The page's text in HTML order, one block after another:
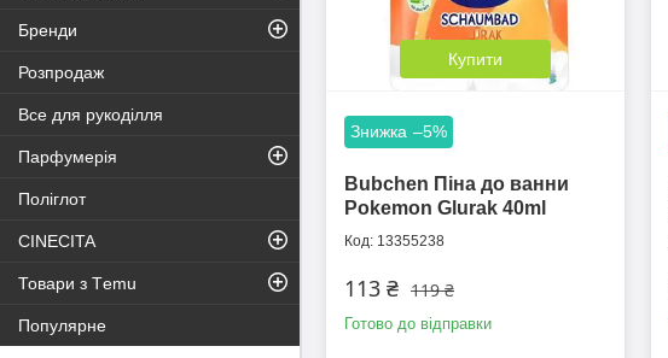
Купити
–5%
Bubchen Піна до ванни
Pokemon Glurak 40ml
13355238
119 ₴
113 ₴
Готово до відправки
Бренди
Розпродаж
Все для рукоділля
Парфумерія
Поліглот
CINECITA
Товари з Тemu
Популярне